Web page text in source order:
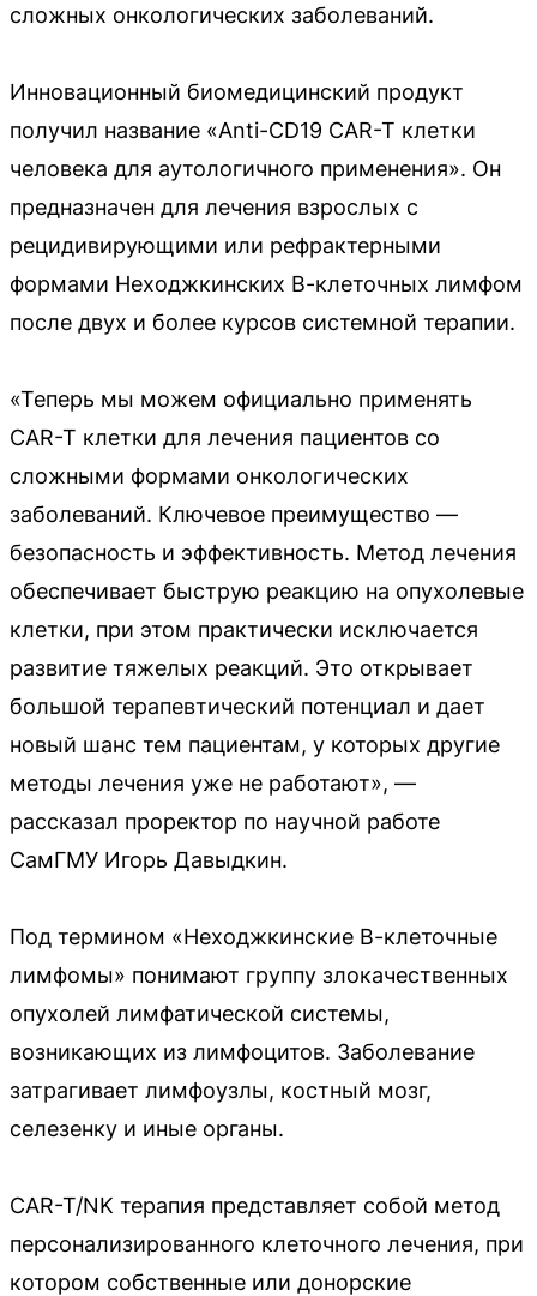
сложных онкологических заболеваний.
Инновационный биомедицинский продукт
получил название «Anti-CD19 CAR-T клетки
человека для аутологичного применения». Он
предназначен для лечения взрослых с
рецидивирующими или рефрактерными
формами Неходжкинских В-клеточных лимфом
после двух и более курсов системной терапии.
«Теперь мы можем официально применять
CAR-T клетки для лечения пациентов со
сложными формами онкологических
заболеваний. Ключевое преимущество —
безопасность и эффективность. Метод лечения
обеспечивает быструю реакцию на опухолевые
клетки, при этом практически исключается
развитие тяжелых реакций. Это открывает
большой терапевтический потенциал и дает
новый шанс тем пациентам, у которых другие
методы лечения уже не работают», —
рассказал проректор по научной работе
СамГМУ Игорь Давыдкин.
Под термином «Неходжкинские В-клеточные
лимфомы» понимают группу злокачественных
опухолей лимфатической системы,
возникающих из лимфоцитов. Заболевание
затрагивает лимфоузлы, костный мозг,
селезенку и иные органы.
CAR-T/NK терапия представляет собой метод
персонализированного клеточного лечения, при
котором собственные или донорские